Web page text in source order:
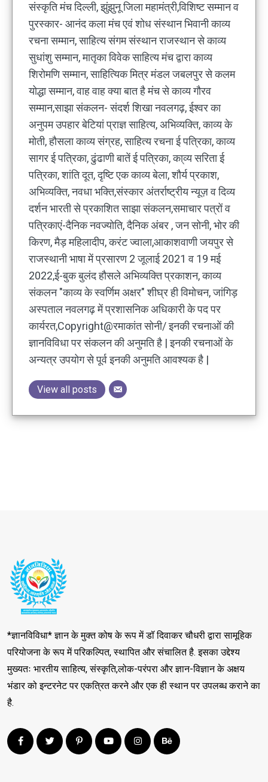
संस्कृति मंच दिल्ली, झुंझुनू जिला महामंत्री,विशिष्ट सम्मान व
पुरस्कार- आनंद कला मंच एवं शोध संस्थान भिवानी काव्य
रचना सम्मान, साहित्य संगम संस्थान राजस्थान से काव्य
सुधांशु सम्मान, मातृका विवेक साहित्य मंच द्वारा काव्य
शिरोमणि सम्मान, साहित्यिक मित्र मंडल जबलपुर से कलम
योद्धा सम्मान, वाह वाह क्या बात है मंच से काव्य गौरव
सम्मान,साझा संकलन- संदर्श शिखा नवलगढ़, ईश्वर का
अनुपम उपहार बेटियां प्राज्ञ साहित्य, अभिव्यक्ति, काव्य के
मोती, हौसला काव्य संग्रह, साहित्य रचना ई पत्रिका, काव्य
सागर ई पत्रिका, ढुंढाणी बातें ई पत्रिका, का्व्य सरिता ई
पत्रिका, शांति दूत, दृष्टि एक काव्य बेला, शौर्य प्रकाश,
अभिव्यक्ति, नवधा भक्ति,संस्कार अंतर्राष्ट्रीय न्यूज़ व दिव्य
दर्शन भारती से प्रकाशित साझा संकलन,समाचार पत्रों व
पत्रिकाएं-दैनिक नवज्योति, दैनिक अंबर , जन सोनी, भोर की
किरण, मैड़ महिलादीप, करंट ज्वाला,आकाशवाणी जयपुर से
राजस्थानी भाषा में प्रसारण 2 जूलाई 2021 व 19 मई
2022,ई-बुक बुलंद हौसले अभिव्यक्ति प्रकाशन, काव्य
संकलन "काव्य के स्वर्णिम अक्षर" शीघ्र ही विमोचन, जांगिड़
अस्पताल नवलगढ़ में प्रशासनिक अधिकारी के पद पर
कार्यरत,Copyright@रमाकांत सोनी/ इनकी रचनाओं की
ज्ञानविविधा पर संकलन की अनुमति है | इनकी रचनाओं के
अन्यत्र उपयोग से पूर्व इनकी अनुमति आवश्यक है |
View all posts
*ज्ञानविविधा* ज्ञान के मुक्त कोष के रूप में डॉ दिवाकर चौधरी द्वारा सामूहिक
परियोजना के रूप में परिकल्पित, स्थापित और संचालित है. इसका उद्देश्य
मुख्यतः भारतीय साहित्य, संस्कृति,लोक-परंपरा और ज्ञान-विज्ञान के अक्षय
भंडार को इन्टरनेट पर एकत्रित करने और एक ही स्थान पर उपलब्ध कराने का
है.